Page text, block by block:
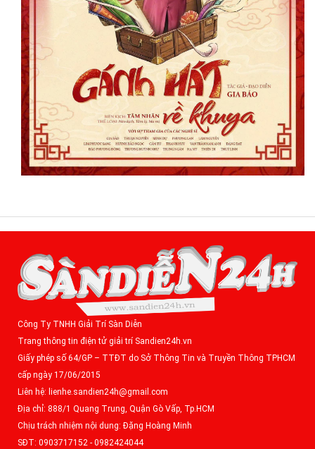
Công Ty TNHH Giải Trí Sàn Diễn
Trang thông tin điện tử giải trí Sandien24h.vn
Giấy phép số 64/GP – TTĐT do Sở Thông Tin và Truyền Thông TPHCM
cấp ngày 17/06/2015
Liên hệ: lienhe.sandien24h@gmail.com
Địa chỉ: 888/1 Quang Trung, Quận Gò Vấp, Tp.HCM
Chịu trách nhiệm nội dung: Đặng Hoàng Minh
SĐT: 0903717152 - 0982424044